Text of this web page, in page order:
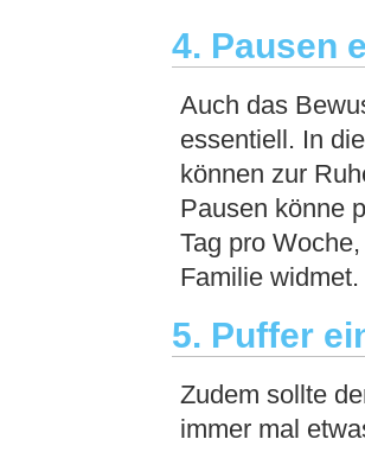
4. Pausen
Auch das
essentiell. In
können zur
Pausen könne
Tag pro
Familie widmet.
5. Puffer
Zudem sollte
immer mal